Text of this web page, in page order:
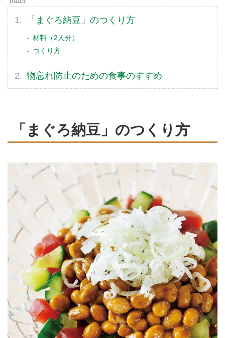
「まぐろ納豆」のつくり方
材料（2人分）
つくり方
物忘れ防止のための食事のすすめ
「まぐろ納豆」のつくり方